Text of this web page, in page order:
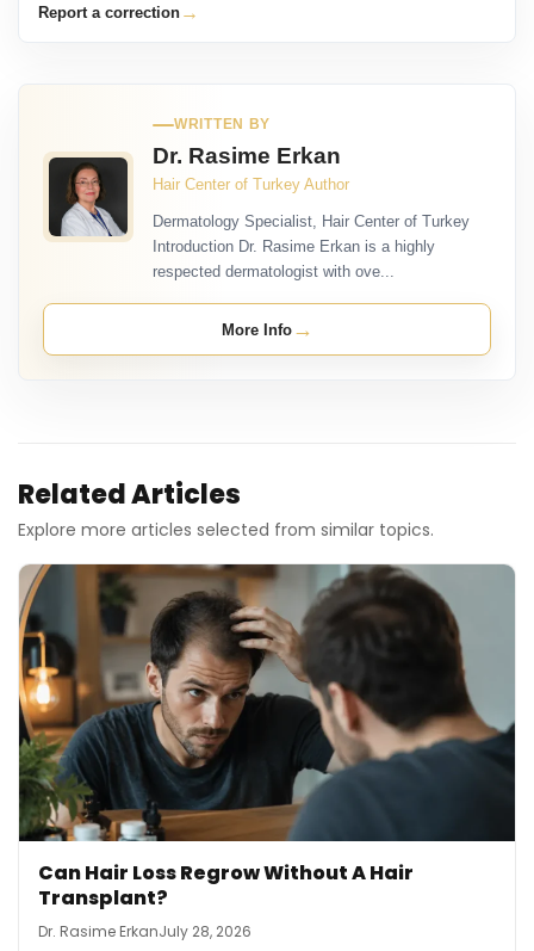
Report a correction →
WRITTEN BY
Dr. Rasime Erkan
Hair Center of Turkey Author
Dermatology Specialist, Hair Center of Turkey
Introduction Dr. Rasime Erkan is a highly
respected dermatologist with ove...
More Info→
Related Articles
Explore more articles selected from similar topics.
Can Hair Loss Regrow Without A Hair
Transplant?
Dr. Rasime ErkanJuly 28, 2026